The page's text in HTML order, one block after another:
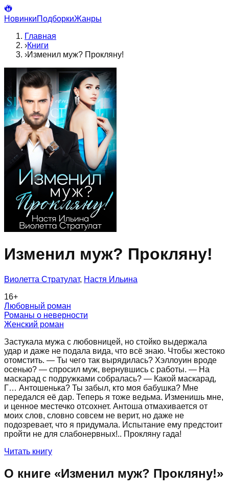
НовинкиПодборкиЖанры
Главная
›Книги
›Изменил муж? Прокляну!
Изменил муж? Прокляну!
Виолетта Стратулат, Настя Ильина
16+
Любовный роман
Романы о неверности
Женский роман
Застукала мужа с любовницей, но стойко выдержала
удар и даже не подала вида, что всё знаю. Чтобы жестоко
отомстить. — Ты чего так вырядилась? Хэллоуин вроде
осенью? — спросил муж, вернувшись с работы. — На
маскарад с подружками собралась? — Какой маскарад,
Г… Антошенька? Ты забыл, кто моя бабушка? Мне
передался её дар. Теперь я тоже ведьма. Изменишь мне,
и ценное местечко отсохнет. Антоша отмахивается от
моих слов, словно совсем не верит, но даже не
подозревает, что я придумала. Испытание ему предстоит
пройти не для слабонервных!.. Прокляну гада!
Читать книгу
О книге «Изменил муж? Прокляну!»